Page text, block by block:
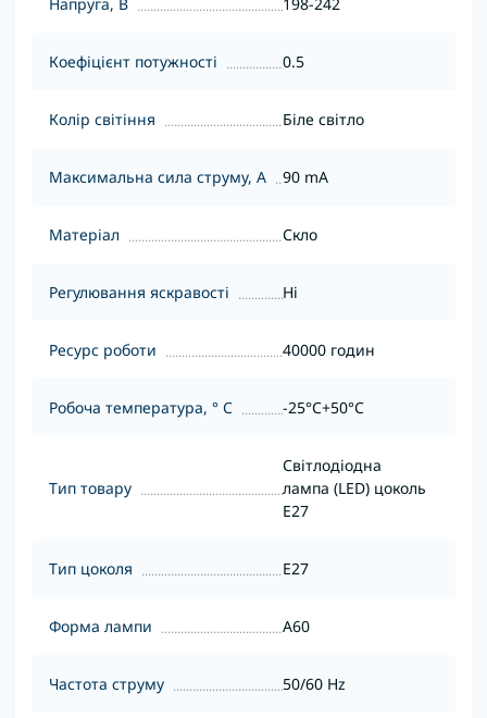
Коефіцієнт потужності 0.5
Колір світіння Біле світло
Максимальна сила струму, А 90 mA
Матеріал Скло
Регулювання яскравості Ні
Ресурс роботи 40000 годин
Робоча температура, ° С -25°C+50°С
Тип товару
Світлодіодна
лампа (LED) цоколь
E27
Тип цоколя Е27
Форма лампи А60
Частота струму 50/60 Hz